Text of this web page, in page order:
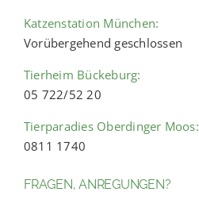
Katzenstation München:
Vorübergehend geschlossen
Tierheim Bückeburg:
05 722/52 20
Tierparadies Oberdinger Moos:
0811 1740
FRAGEN, ANREGUNGEN?